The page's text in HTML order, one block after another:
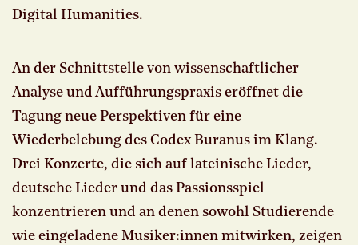
Digital Humanities.
An der Schnittstelle von wissenschaftlicher
Analyse und Aufführungspraxis eröffnet die
Tagung neue Perspektiven für eine
Wiederbelebung des Codex Buranus im Klang.
Drei Konzerte, die sich auf lateinische Lieder,
deutsche Lieder und das Passionsspiel
konzentrieren und an denen sowohl Studierende
wie eingeladene Musiker:innen mitwirken, zeigen